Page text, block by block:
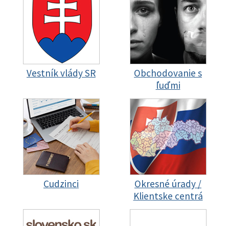
Vestník vlády SR
Obchodovanie s
ľuďmi
Cudzinci
Okresné úrady /
Klientske centrá